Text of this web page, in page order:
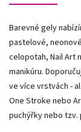
Barevné gely
pastelové,
celopotah, Nail Art
manikúru.
ve více vrstvách -
One Stroke nebo
puchýřky nebo tzv.